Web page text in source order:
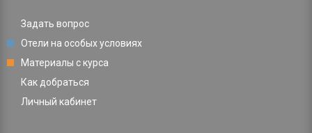
Задать вопрос
Отели на особых условиях
Материалы с курса
Как добраться
Личный кабинет